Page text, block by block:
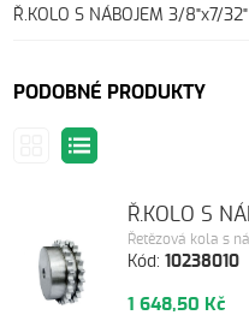
Ř.KOLO S NÁBOJEM 3/8"x7/
PODOBNÉ PRODUKTY
Kód:10238010
Řetězová kola s
Ř.KOLO S
1 648,50 Kč